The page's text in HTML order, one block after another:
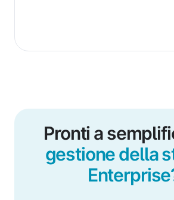
Pronti a
gestione della